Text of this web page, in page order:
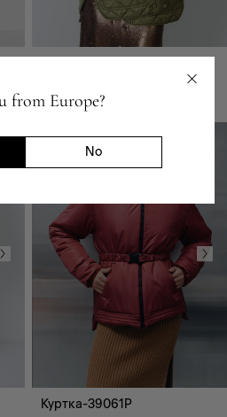
from Europe?
No
Куртка-39061P